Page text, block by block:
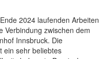
2024 laufenden Arbeiten
Verbindung zwischen dem
Innsbruck. Die
ein sehr beliebtes